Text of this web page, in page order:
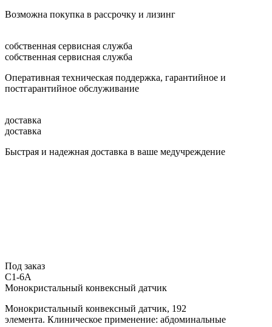
Возможна покупка в рассрочку и лизинг
собственная сервисная служба
собственная сервисная служба
Оперативная техническая поддержка, гарантийное и
постгарантийное обслуживание
доставка
доставка
Быстрая и надежная доставка в ваше медучреждение
Под заказ
C1-6A
Монокристальный конвексный датчик
Монокристальный конвексный датчик, 192
элемента. Клиническое применение: абдоминальные